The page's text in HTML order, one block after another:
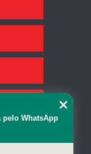
pelo WhatsApp